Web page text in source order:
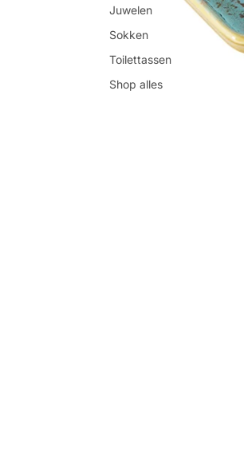
Juwelen
Sokken
Toilettassen
Shop alles